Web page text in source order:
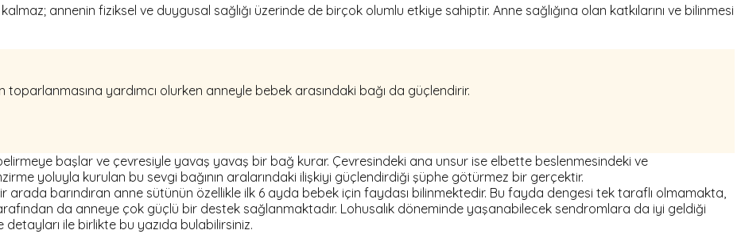
annenin fiziksel ve duygusal sağlığı üzerinde de birçok olumlu etkiye sahiptir. Anne sağlığına olan katkılarını ve bilinmesi
yardımcı olurken anneyle bebek arasındaki bağı da güçlendirir.
başlar ve çevresiyle yavaş yavaş bir bağ kurar. Çevresindeki ana unsur ise elbette beslenmesindeki ve
yoluyla kurulan bu sevgi bağının aralarındaki ilişkiyi güçlendirdiği şüphe götürmez bir gerçektir.
barındıran anne sütünün özellikle ilk 6 ayda bebek için faydası bilinmektedir. Bu fayda dengesi tek taraflı olmamakta,
da anneye çok güçlü bir destek sağlanmaktadır. Lohusalık döneminde yaşanabilecek sendromlara da iyi geldiği
detayları ile birlikte bu yazıda bulabilirsiniz.